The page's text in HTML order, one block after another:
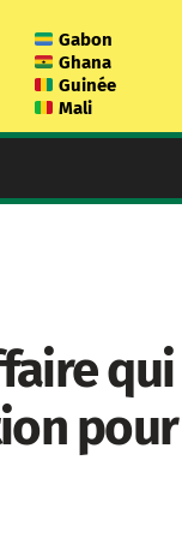
Gabon
Ghana
Guinée
Mali
qui
pour